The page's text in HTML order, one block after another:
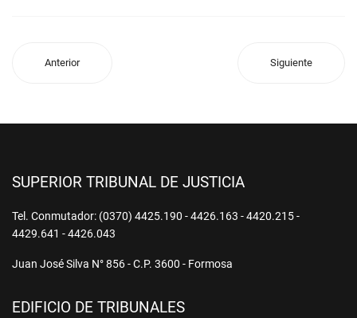
Anterior Siguiente
SUPERIOR TRIBUNAL DE JUSTICIA
Tel. Conmutador: (0370) 4425.190 - 4426.163 - 4420.215 -
4429.641 - 4426.043
Juan José Silva N° 856 - C.P. 3600 - Formosa
EDIFICIO DE TRIBUNALES